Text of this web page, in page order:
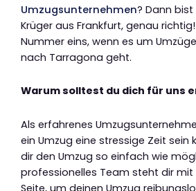
Umzugsunternehmen? Dann bist
Krüger aus Frankfurt, genau
Nummer eins, wenn es um
nach Tarragona geht.
Warum solltest du dich für uns
Als erfahrenes
ein Umzug eine stressige Zeit sein
dir den Umzug so einfach wie
professionelles Team steht dir mit
Seite, um deinen Umzug